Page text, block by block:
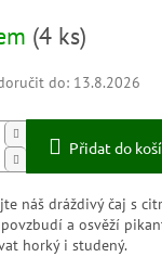
(4 ks)
do: 13.8.2026
Přidat do
náš dráždivý čaj s
a osvěží
horký i studený.